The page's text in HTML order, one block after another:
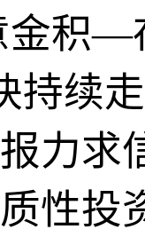
金积—
持续
力求
性投